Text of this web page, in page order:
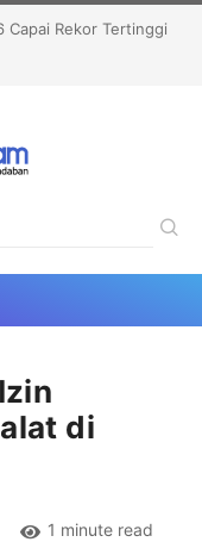
Politisi Muslim Berpeluang
di
1 minute read